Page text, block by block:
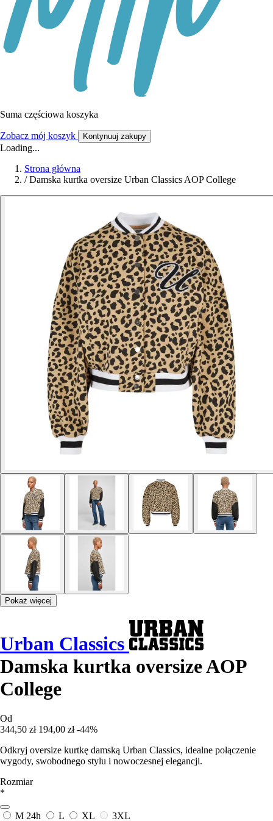
Suma częściowa koszyka
Zobacz mój koszyk Kontynuuj zakupy
Loading...
Strona główna
/ Damska kurtka oversize Urban Classics AOP College
Pokaż więcej
Urban Classics
Damska kurtka oversize AOP
College
Od
344,50 zł 194,00 zł -44%
Odkryj oversize kurtkę damską Urban Classics, idealne połączenie
wygody, swobodnego stylu i nowoczesnej elegancji.
Rozmiar
*
M 24h L XL 3XL